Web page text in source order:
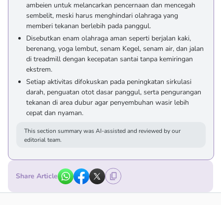
ambeien untuk melancarkan pencernaan dan mencegah
sembelit, meski harus menghindari olahraga yang
memberi tekanan berlebih pada panggul.
Disebutkan enam olahraga aman seperti berjalan kaki,
berenang, yoga lembut, senam Kegel, senam air, dan jalan
di treadmill dengan kecepatan santai tanpa kemiringan
ekstrem.
Setiap aktivitas difokuskan pada peningkatan sirkulasi
darah, penguatan otot dasar panggul, serta pengurangan
tekanan di area dubur agar penyembuhan wasir lebih
cepat dan nyaman.
This section summary was AI-assisted and reviewed by our
editorial team.
Share Article